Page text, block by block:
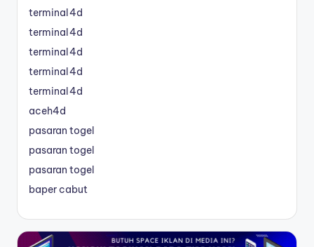
terminal4d
terminal4d
terminal4d
terminal4d
terminal4d
aceh4d
pasaran togel
pasaran togel
pasaran togel
baper cabut